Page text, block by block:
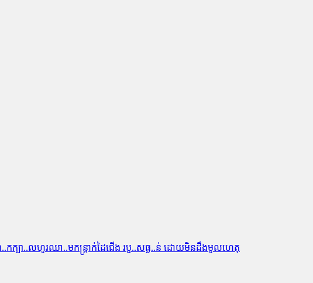
ោ..កក្បា..លហូរឈា..មកន្ត្រាក់ដៃជើង របួ..សធ្ង..ន់ ដោយមិនដឹងមូលហេតុ